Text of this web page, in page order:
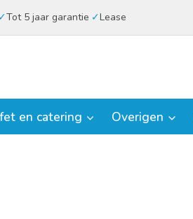
Tot 5 jaar garantie Lease
en catering Overigen